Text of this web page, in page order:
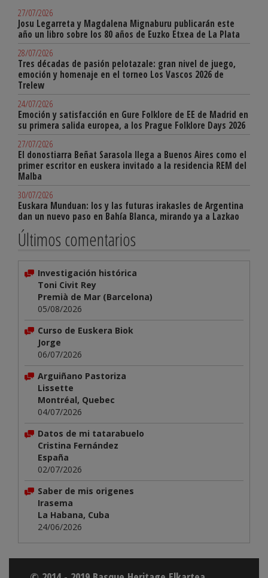
27/07/2026
Josu Legarreta y Magdalena Mignaburu publicarán este
año un libro sobre los 80 años de Euzko Etxea de La Plata
28/07/2026
Tres décadas de pasión pelotazale: gran nivel de juego,
emoción y homenaje en el torneo Los Vascos 2026 de
Trelew
24/07/2026
Emoción y satisfacción en Gure Folklore de EE de Madrid en
su primera salida europea, a los Prague Folklore Days 2026
27/07/2026
El donostiarra Beñat Sarasola llega a Buenos Aires como el
primer escritor en euskera invitado a la residencia REM del
Malba
30/07/2026
Euskara Munduan: los y las futuras irakasles de Argentina
dan un nuevo paso en Bahía Blanca, mirando ya a Lazkao
Últimos comentarios
Investigación histórica
Toni Civit Rey
Premià de Mar (Barcelona)
05/08/2026
Curso de Euskera Biok
Jorge
06/07/2026
Arguiñano Pastoriza
Lissette
Montréal, Quebec
04/07/2026
Datos de mi tatarabuelo
Cristina Fernández
España
02/07/2026
Saber de mis origenes
Irasema
La Habana, Cuba
24/06/2026